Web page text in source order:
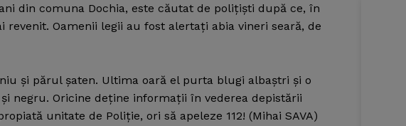
din comuna Dochia, este căutat de poliţişti după ce, în
revenit. Oamenii legii au fost alertaţi abia vineri seară, de
şi părul şaten. Ultima oară el purta blugi albaştri şi o
negru. Oricine deţine informaţii în vederea depistării
unitate de Poliţie, ori să apeleze 112! (Mihai SAVA)